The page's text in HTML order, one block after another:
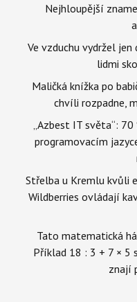
Nejhloupější
Ve vzduchu vydržel
lidmi
Maličká knížka po
chvíli rozpadne,
„Azbest IT světa“:
programovacím
Střelba u Kremlu kvůli
Wildberries ovládají
Tato matematická
Příklad 18 : 3 + 7 × 5
znají